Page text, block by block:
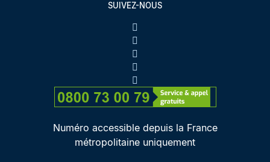
SUIVEZ-NOUS
Numéro accessible depuis la France
métropolitaine uniquement